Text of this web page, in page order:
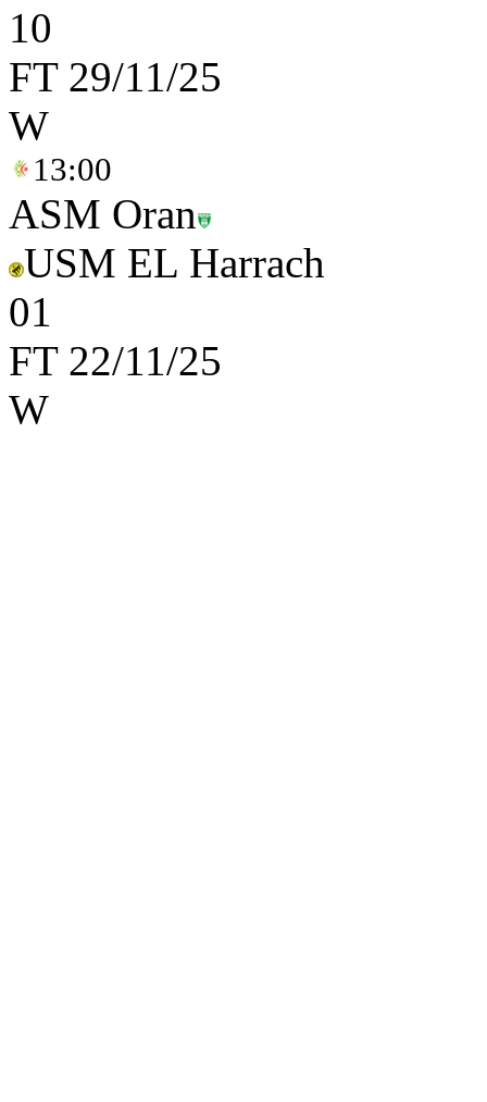
10
FT 29/11/25
W
13:00
ASM Oran
USM EL Harrach
01
FT 22/11/25
W